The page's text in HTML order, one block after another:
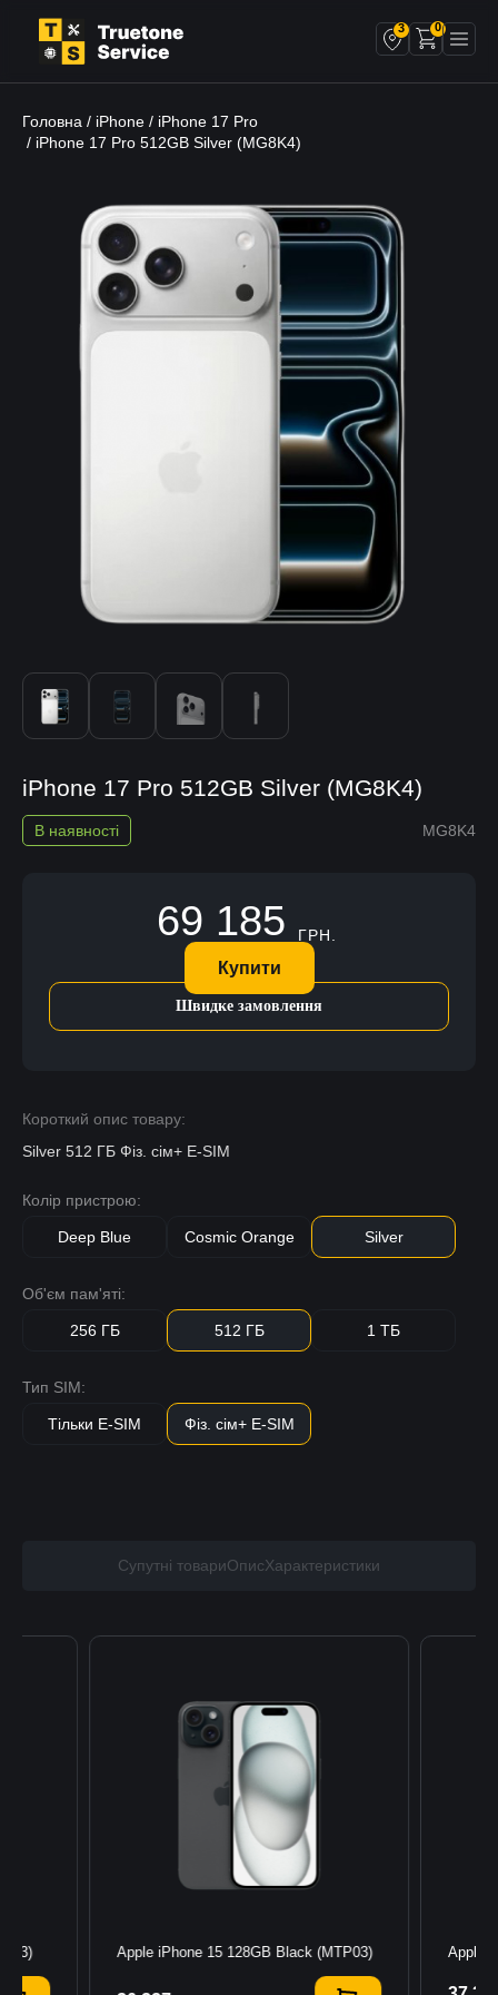
3 0
Головна / iPhone / iPhone 17 Pro
/ iPhone 17 Pro 512GB Silver (MG8K4)
iPhone 17 Pro 512GB Silver (MG8K4)
MG8K4
В наявності
Короткий опис товару:
Silver 512 ГБ Фіз. сім+ E-SIM
Колір пристрою:
Deep Blue Cosmic Orange Silver
Об'єм пам'яті:
256 ГБ 512 ГБ 1 ТБ
Тип SIM:
Тільки E-SIM Фіз. сім+ E-SIM
69 185 ГРН.
Купити
Швидке замовлення
Супутні товариОписХарактеристики
Apple iPhone 15 128GB Black (MTP03) Apple